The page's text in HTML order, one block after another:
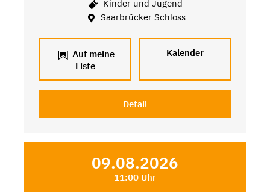
Kinder und Jugend
Saarbrücker Schloss
Auf meine
Liste
Kalender
Detail
09.08.2026
11:00 Uhr